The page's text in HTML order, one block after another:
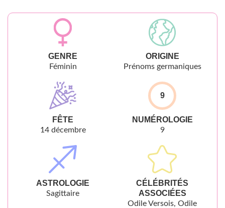
GENRE
Féminin
ORIGINE
Prénoms germaniques
FÊTE
14 décembre
9
NUMÉROLOGIE
9
ASTROLOGIE
Sagittaire
CÉLÉBRITÉS
ASSOCIÉES
Odile Versois, Odile